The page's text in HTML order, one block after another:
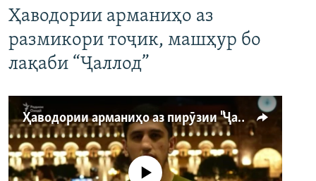
Ҳаводории арманиҳо аз
размикори тоҷик, машҳур бо
лақаби “Ҷаллод”
Ҳаводории арманиҳо аз пирӯзии "Ҷаллод"-и тоҷик
Феълан кор намекунад